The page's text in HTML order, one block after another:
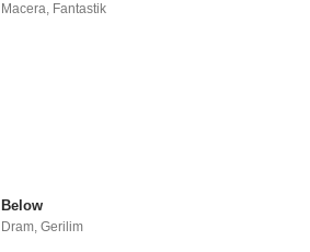
Macera, Fantastik
Below
Dram ,Gerilim